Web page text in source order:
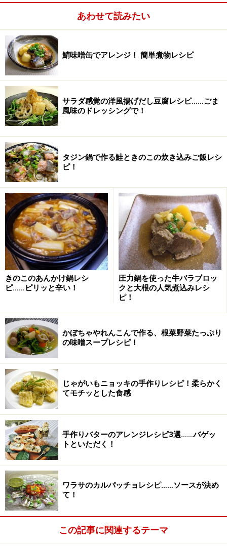
薄力粉 75g
ベーキングパウダー 小さじ1.5
三温糖 大さじ2
塩 少々
卵黄（または全卵半分）1個
牛乳 大さじ1
作り方
りんごの芯をくりぬいて輪切りにし、耐熱容器に並
べてレモン汁、バター、砂糖、レーズン、ウイスキ
ー、シナモンをかけ、ラップをふんわりかけ、
600Wで3～4分チン。出たシロップを容器にあけ
る。
ボウルに薄力粉、ベーキングパウダー、砂糖、塩を
入れて泡だて器でグルグル混ぜ、卵黄、1で出たシ
ロップ、牛乳を混ぜ、りんごの上にかけてオーブン
トースターで13～15分焼く。
途中でアルミホイルをかけて焦げるのを防ぐ。
りんごが重なってる部分に火が通りにくいので、そ
の辺をほじってみて焼けてるかどうかを確認する。
(竹串を刺しただけではちょっと分かり難いかも)
※記事内容は執筆時点のものです。最新の内容をご確認くださ
い。
※衛生面および保存状態に起因して食中毒や体調不良を引き起こ
す場合があります。必ず清潔な状態で、正しい方法で行い、なる
べく早めにお召し上がりください。また、持ち運びの際は保存方
法に注意してください。
【編集部おすすめの購入サイト】
Amazonで人気レシピの書籍をチェック！
あわせて読みたい
鯖味噌缶でアレンジ！ 簡単煮物レシピ
サラダ感覚の洋風揚げだし豆腐レシピ……ごま
風味のドレッシングで！
タジン鍋で作る鮭ときのこの炊き込みご飯レシ
ピ！
きのこのあんかけ鍋レシ
ピ……ピリッと辛い！
圧力鍋を使った牛バラブロッ
クと大根の人気煮込みレシ
ピ！
かぼちゃやれんこんで作る、根菜野菜たっぷり
の味噌スープレシピ！
じゃがいもニョッキの手作りレシピ！柔らかく
てモチッとした食感
手作りバターのアレンジレシピ3選……バゲッ
トといただく！
ワラサのカルパッチョレシピ……ソースが決め
て！
この記事に関連するテーマ